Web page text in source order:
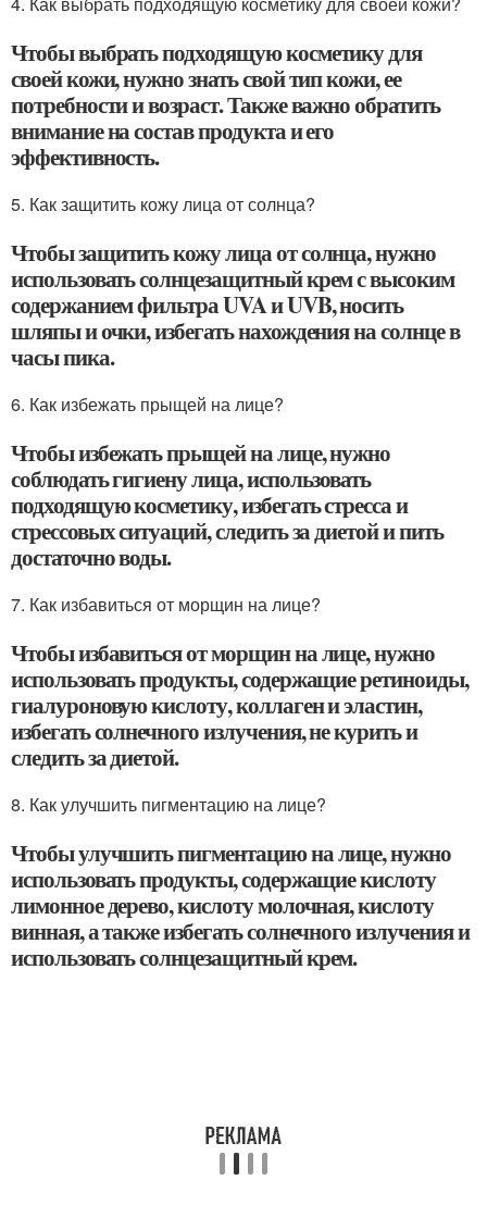
Чтобы выбрать подходящую косметику для
своей кожи, нужно знать свой тип кожи, ее
потребности и возраст. Также важно обратить
внимание на состав продукта и его
эффективность.
5. Как защитить кожу лица от солнца?
Чтобы защитить кожу лица от солнца, нужно
использовать солнцезащитный крем с высоким
содержанием фильтра UVA и UVB, носить
шляпы и очки, избегать нахождения на солнце в
часы пика.
6. Как избежать прыщей на лице?
Чтобы избежать прыщей на лице, нужно
соблюдать гигиену лица, использовать
подходящую косметику, избегать стресса и
стрессовых ситуаций, следить за диетой и пить
достаточно воды.
7. Как избавиться от морщин на лице?
Чтобы избавиться от морщин на лице, нужно
использовать продукты, содержащие ретиноиды,
гиалуроновую кислоту, коллаген и эластин,
избегать солнечного излучения, не курить и
следить за диетой.
8. Как улучшить пигментацию на лице?
Чтобы улучшить пигментацию на лице, нужно
использовать продукты, содержащие кислоту
лимонное дерево, кислоту молочная, кислоту
винная, а также избегать солнечного излучения и
использовать солнцезащитный крем.